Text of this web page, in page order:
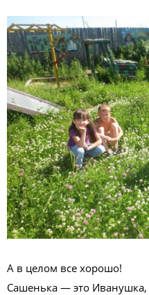
А в целом все хорошо!
Сашенька — это